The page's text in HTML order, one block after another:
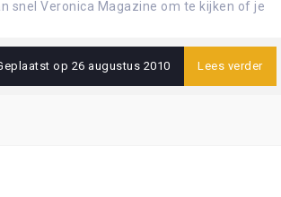
snel Veronica Magazine om te kijken of je
op 26 augustus 2010 Lees verder